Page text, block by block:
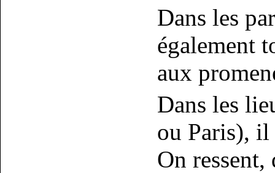
Dans les
également
aux
Dans les
ou Paris), il
On